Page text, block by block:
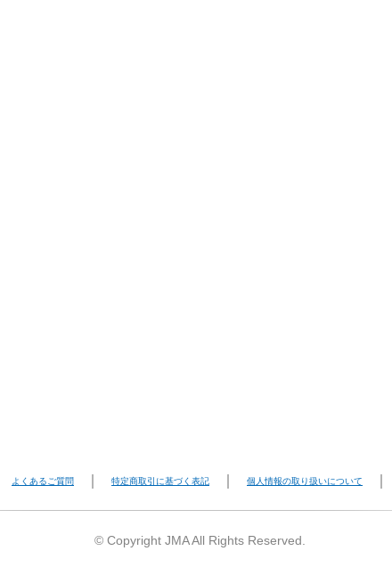
よくあるご質問 特定商取引に基づく表記 個人情報の取り扱いについて
© Copyright JMA All Rights Reserved.